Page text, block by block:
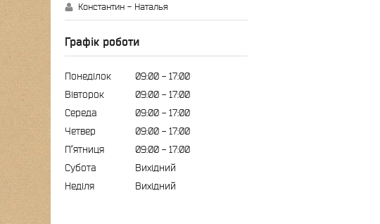
Константин - Наталья
Графік роботи
Понеділок 09:00
17:00
Вівторок
09:00
17:00
Середа
09:00
17:00
Четвер
09:00
17:00
Пʼятниця
09:00
17:00
Субота
Вихідний
Неділя
Вихідний